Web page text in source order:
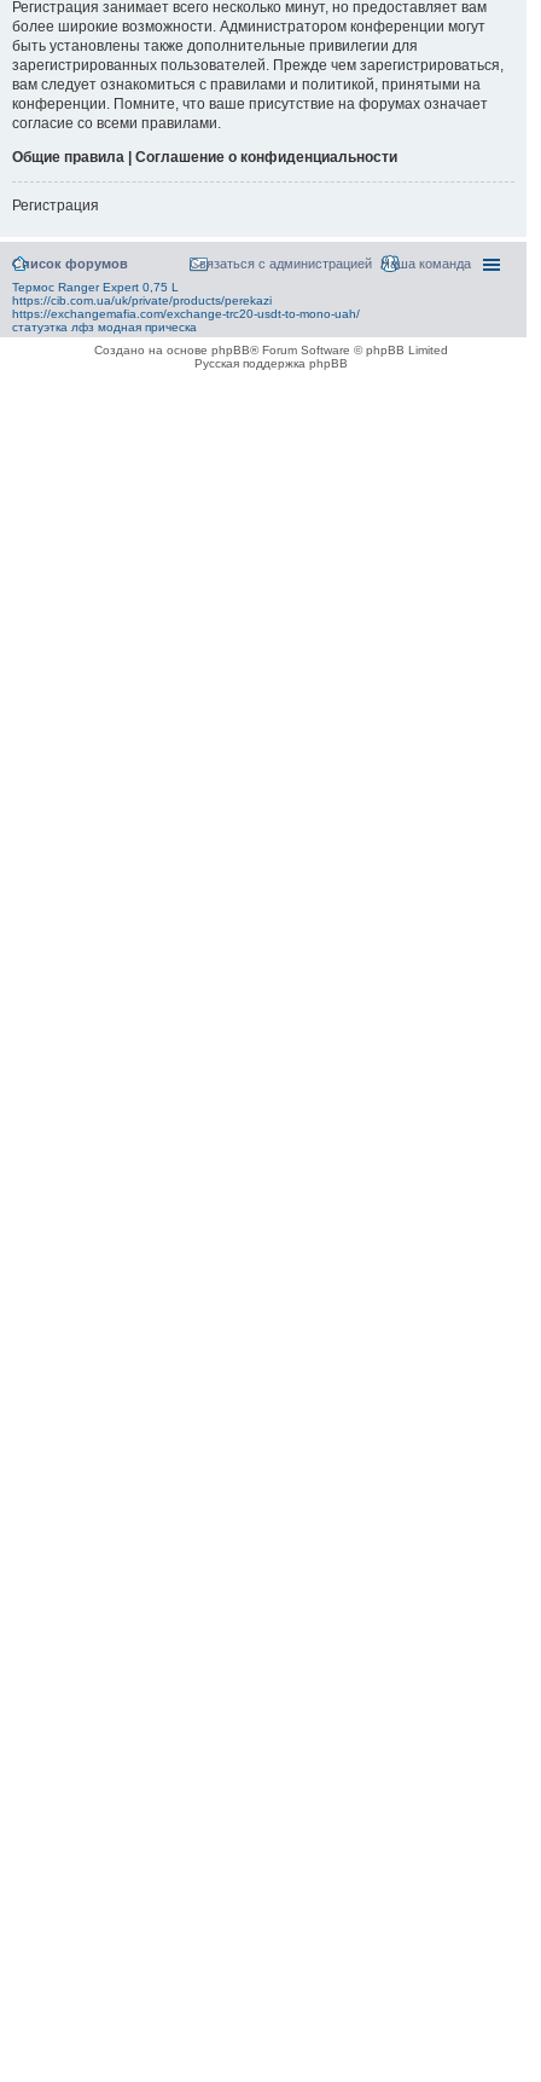
Регистрация занимает всего несколько минут, но предоставляет вам
более широкие возможности. Администратором конференции могут
быть установлены также дополнительные привилегии для
зарегистрированных пользователей. Прежде чем зарегистрироваться,
вам следует ознакомиться с правилами и политикой, принятыми на
конференции. Помните, что ваше присутствие на форумах означает
согласие со всеми правилами.
Общие правила | Соглашение о конфиденциальности
Регистрация
Список форумов Наша команда
Связаться с администрацией
Термос Ranger Expert 0,75 L
https://cib.com.ua/uk/private/products/perekazi
https://exchangemafia.com/exchange-trc20-usdt-to-mono-uah/
статуэтка лфз модная прическа
Создано на основе phpBB® Forum Software © phpBB Limited
Русская поддержка phpBB